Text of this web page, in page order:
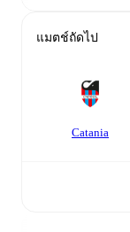
แมตช์ถัดไป
Catania